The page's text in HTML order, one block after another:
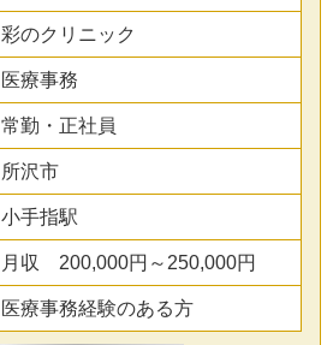
彩のクリニック
医療事務
常勤・正社員
所沢市
小手指駅
月収 200,000円～250,000円
医療事務経験のある方